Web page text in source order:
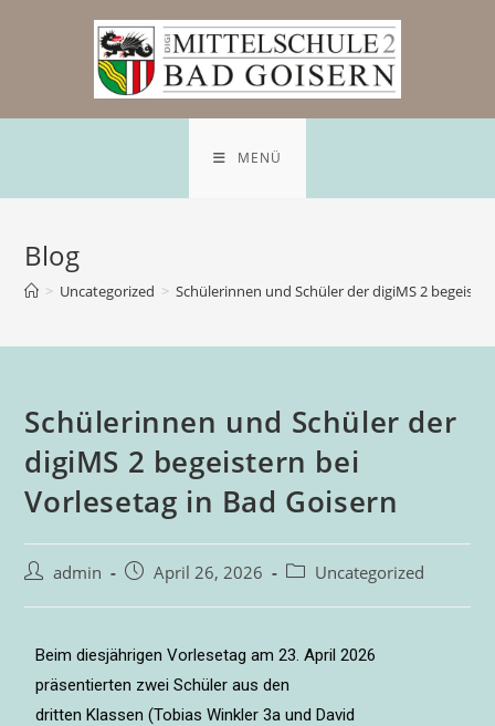
MENÜ
Blog
> Uncategorized > Schülerinnen und Schüler der digiMS 2
Schülerinnen und Schüler der
digiMS 2 begeistern bei
Vorlesetag in Bad Goisern
admin April 26, 2026 Uncategorized
Beim diesjährigen Vorlesetag am 23. April 2026
präsentierten zwei Schüler aus den
dritten Klassen (Tobias Winkler 3a und David